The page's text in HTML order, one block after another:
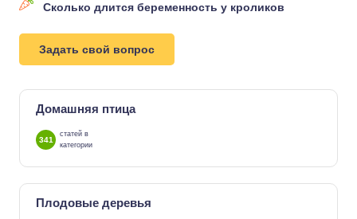
Сколько длится беременность у кроликов
Задать свой вопрос
Домашняя птица
341
статей в
категории
Плодовые деревья